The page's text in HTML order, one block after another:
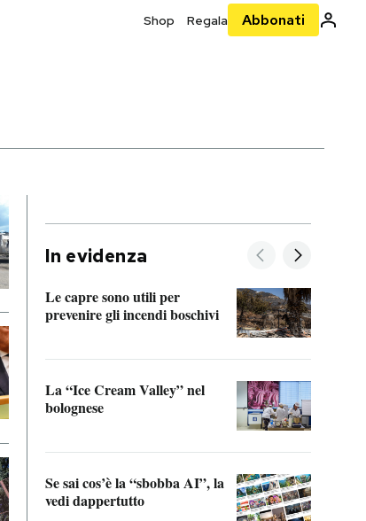
Shop Regala Abbonati
In evidenza
Le capre sono utili per
prevenire gli incendi boschivi
La “Ice Cream Valley” nel
bolognese
Se sai cos’è la “sbobba AI”, la
vedi dappertutto